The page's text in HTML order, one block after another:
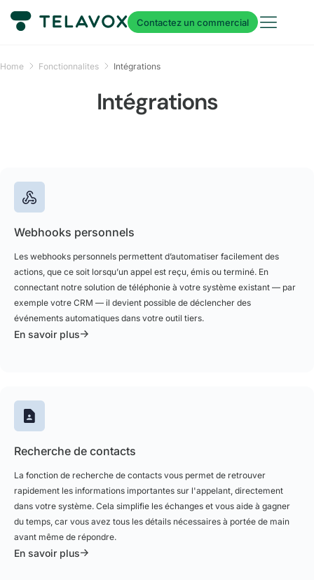
Contactez un commercial
Home Fonctionnalites Intégrations
Intégrations
Webhooks personnels
Les webhooks personnels permettent d’automatiser facilement des
actions, que ce soit lorsqu’un appel est reçu, émis ou terminé. En
connectant notre solution de téléphonie à votre système existant — par
exemple votre CRM — il devient possible de déclencher des
événements automatiques dans votre outil tiers.
En savoir plus
Recherche de contacts
La fonction de recherche de contacts vous permet de retrouver
rapidement les informations importantes sur l'appelant, directement
dans votre système. Cela simplifie les échanges et vous aide à gagner
du temps, car vous avez tous les détails nécessaires à portée de main
avant même de répondre.
En savoir plus